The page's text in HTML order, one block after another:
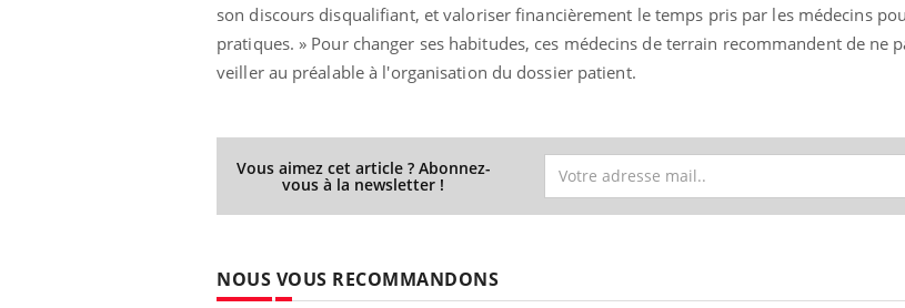
son discours disqualifiant, et valoriser financièrement le temps pris par les médecins
pratiques. » Pour changer ses habitudes, ces médecins de terrain recommandent de ne
veiller au préalable à l'organisation du dossier patient.
Vous aimez cet article ? Abonnez-
vous à la newsletter !
NOUS VOUS RECOMMANDONS